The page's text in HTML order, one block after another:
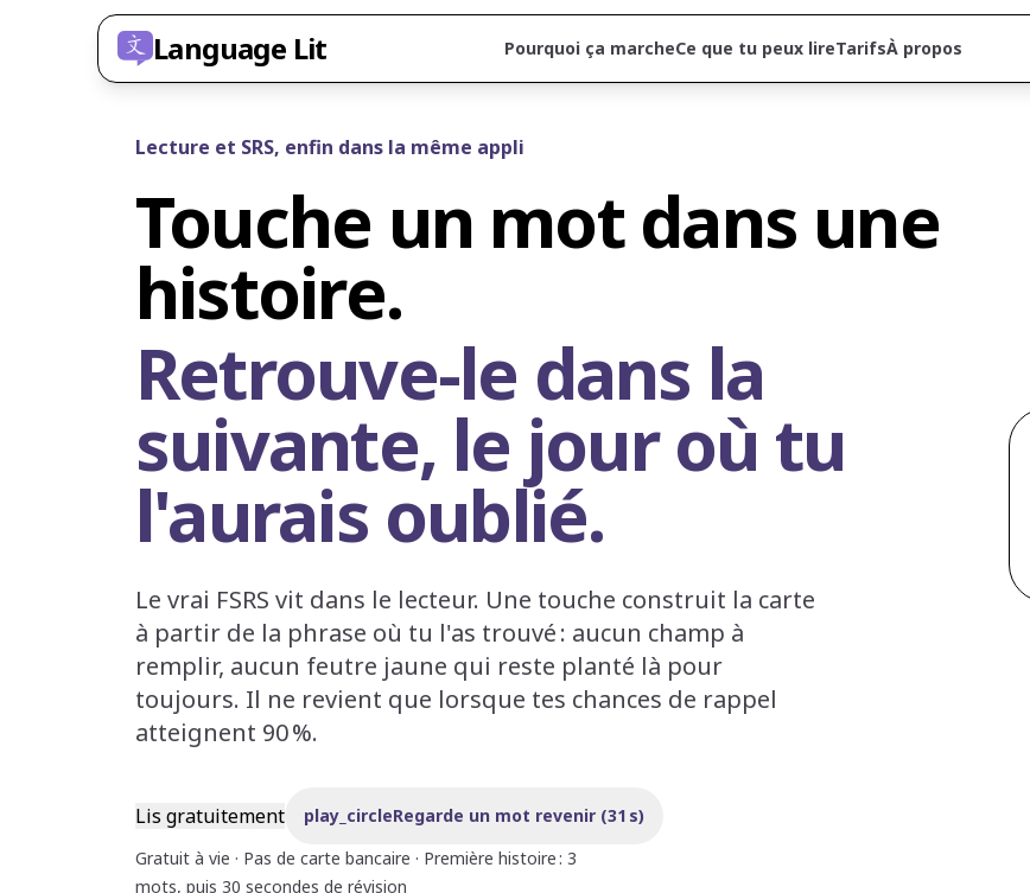
Language Lit Pourquoi ça marcheCe que tu peux lireTarifsÀ propos
Lecture et SRS, enfin dans la même appli
Touche un mot dans une
histoire.
Retrouve-le dans la
suivante, le jour où tu
l'aurais oublié.
Le vrai FSRS vit dans le lecteur. Une touche construit la carte
à partir de la phrase où tu l'as trouvé : aucun champ à
remplir, aucun feutre jaune qui reste planté là pour
toujours. Il ne revient que lorsque tes chances de rappel
atteignent 90 %.
Lis gratuitement play_circleRegarde un mot revenir (31 s)
Gratuit à vie · Pas de carte bancaire · Première histoire : 3
mots, puis 30 secondes de révision